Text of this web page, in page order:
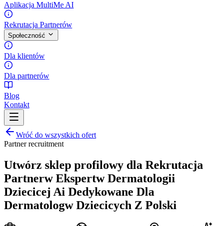
Aplikacja MultiMe AI
Rekrutacja Partnerów
Społeczność
Dla klientów
Dla partnerów
Blog
Kontakt
Wróć do wszystkich ofert
Partner recruitment
Utwórz sklep profilowy dla Rekrutacja
Partnerw Ekspertw Dermatologii
Dziecicej Ai Dedykowane Dla
Dermatologw Dziecicych Z Polski